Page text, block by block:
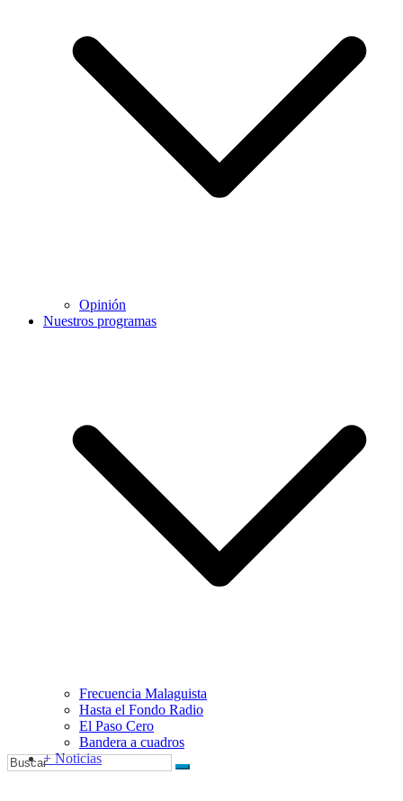
Opinión
Nuestros programas
Frecuencia Malaguista
Hasta el Fondo Radio
El Paso Cero
Bandera a cuadros
+ Noticias